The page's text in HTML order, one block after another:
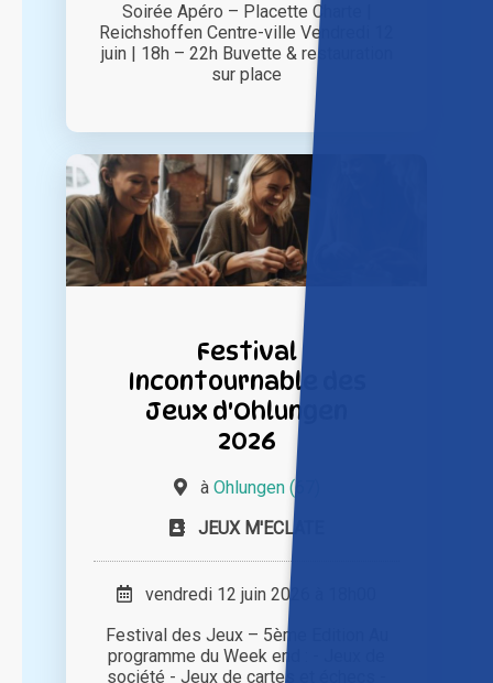
Soirée Apéro – Placette Charte |
Reichshoffen Centre-ville Vendredi 12
juin | 18h – 22h Buvette & restauration
sur place
Festival
Incontournable des
Jeux d'Ohlungen
2026
à Ohlungen (67)
JEUX M'ECLATE
vendredi 12 juin 2026 à 18h00
Festival des Jeux – 5ème Edition Au
programme du Week end : - Jeux de
société - Jeux de cartes et échecs -